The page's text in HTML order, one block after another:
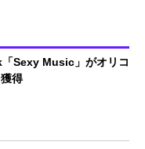
Sexy Music」がオリコ
得